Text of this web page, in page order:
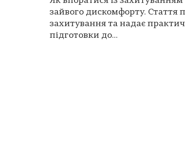
зайвого дискомфорту. Стаття
захитування та надає
підготовки до...